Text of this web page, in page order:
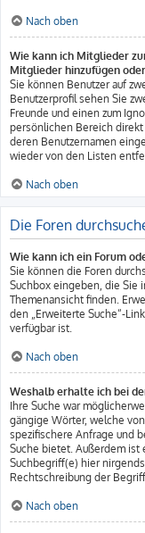
Nach oben
Wie kann ich Mitglieder
Mitglieder hinzufügen
Sie können Benutzer auf
Benutzerprofil sehen Sie
Freunde und einen zum
persönlichen Bereich direkt
deren Benutzernamen
wieder von den Listen
Nach oben
Die Foren
Wie kann ich ein Forum
Sie können die Foren
Suchbox eingeben, die Sie
Themenansicht finden.
den „Erweiterte Suche“-
verfügbar ist.
Nach oben
Weshalb erhalte ich bei
Ihre Suche war
gängige Wörter, welche
spezifischere Anfrage und
Suche bietet. Außerdem ist
Suchbegriff(e) hier
Rechtschreibung der
Nach oben